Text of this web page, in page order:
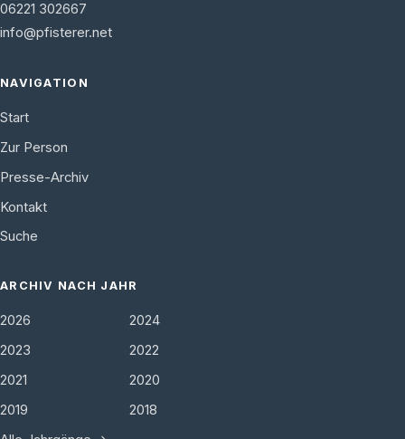
06221 302667
info@pfisterer.net
NAVIGATION
Start
Zur Person
Presse-Archiv
Kontakt
Suche
ARCHIV NACH JAHR
2026
2024
2023
2022
2021
2020
2019
2018